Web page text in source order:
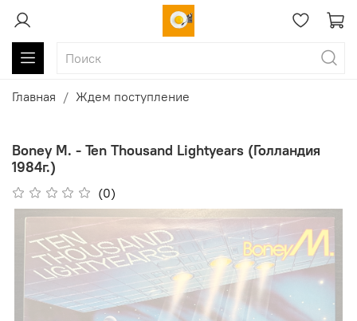
Главная Ждем поступление
Boney M. - Ten Thousand Lightyears (Голландия
1984г.)
(0)